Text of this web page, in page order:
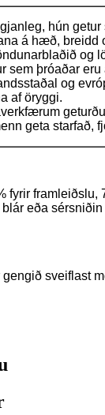
hún
á hæð, breidd
og
sem þróaðar
og
af öryggi.
geta starfað,
fyrir
eða sérsniðin
sveiflast